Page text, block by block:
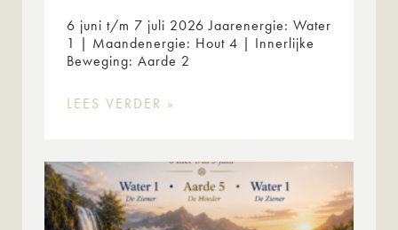
6 juni t/m 7 juli 2026 Jaarenergie: Water
1 | Maandenergie: Hout 4 | Innerlijke
Beweging: Aarde 2
LEES VERDER »